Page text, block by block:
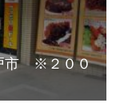
市 ※２００